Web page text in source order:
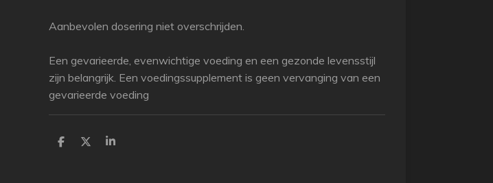
Aanbevolen dosering niet overschrijden.
Een gevarieerde, evenwichtige voeding en een gezonde levensstijl
zijn belangrijk. Een voedingssupplement is geen vervanging van een
gevarieerde voeding
P
P
P